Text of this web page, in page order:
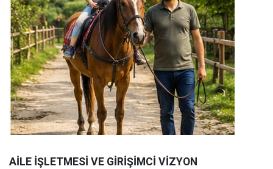
AİLE İŞLETMESİ VE GİRİŞİMCİ VİZYON